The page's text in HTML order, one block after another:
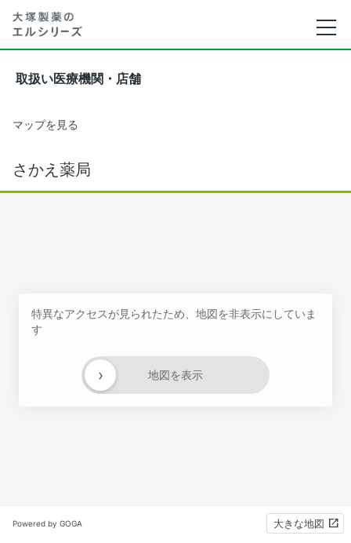
取扱い医療機関・店舗
マップを見る
さかえ薬局
特異なアクセスが見られたため、地図を非表示にしていま
す
地図を表示
›
Powered by GOGA 大きな地図